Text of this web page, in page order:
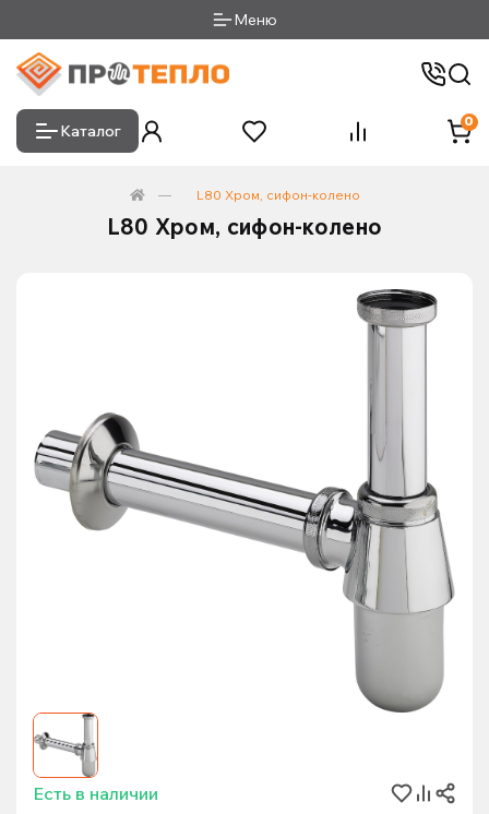
Меню
Каталог
0
L80 Хром, сифон-колено
L80 Хром, сифон-колено
Есть в наличии